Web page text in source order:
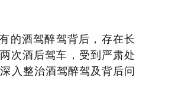
的酒驾醉驾背后，存在长
次酒后驾车，受到严肃处
入整治酒驾醉驾及背后问